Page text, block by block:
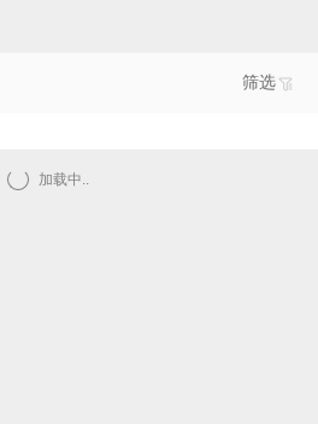
筛选
加载中..